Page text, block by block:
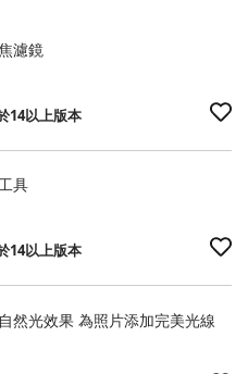
濾鏡
14以上版本
具
14以上版本
然光效果 為照片添加完美光線